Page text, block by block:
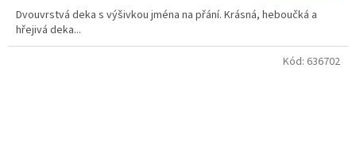
Dvouvrstvá deka s výšivkou jména na přání. Krásná, heboučká a
hřejivá deka...
Kód: 636702